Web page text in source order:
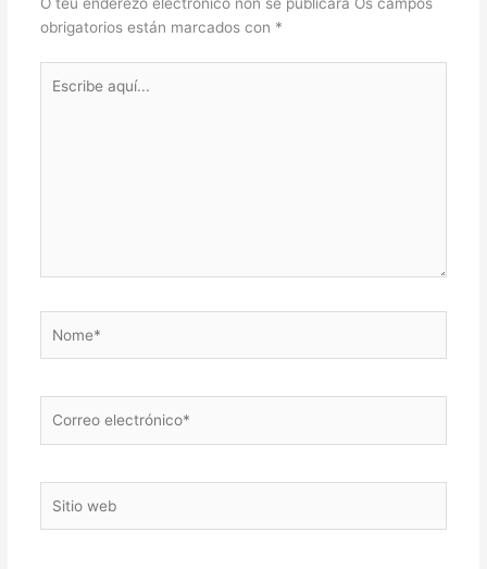
obrigatorios están marcados con *
aquí...
electrónico*
web